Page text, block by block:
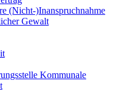
(Nicht-)Inanspruchnahme
Gewalt
Kommunale